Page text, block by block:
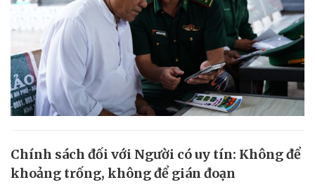
Chính sách đối với Người có uy tín: Không để
khoảng trống, không để gián đoạn